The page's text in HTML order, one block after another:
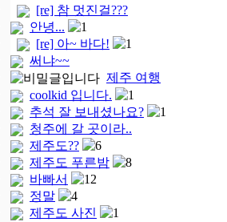
[re] 참 멋진걸???
안녕...
1
[re] 아~ 바다!
1
써냐~~
제주 여행
coolkid 입니다.
1
추석 잘 보내셨나요?
1
청주에 갈 곳이라..
제주도??
6
제주도 푸른밤
8
바빠서
12
정말
4
제주도 사진
1